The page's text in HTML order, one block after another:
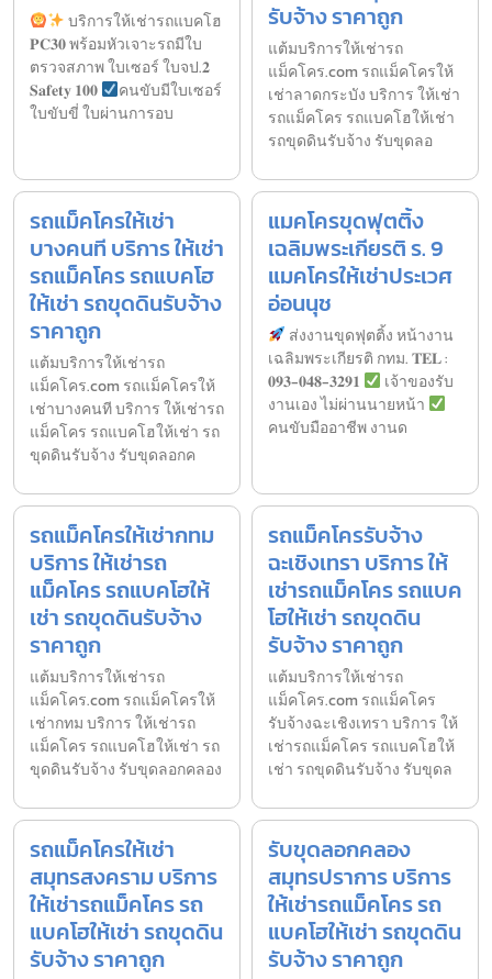
บริการให้เช่ารถแบคโฮ
𝐏𝐂𝟑𝟎 พร้อมหัวเจาะรถมีใบ
ตรวจสภาพ ใบเซอร์ ใบจป.𝟐
𝐒𝐚𝐟𝐞𝐭𝐲 𝟏𝟎𝟎
คนขับมีใบเซอร์
ใบขับขี่ ใบผ่านการอบ
รับจ้าง ราคาถูก
แต้มบริการให้เช่ารถ
แม็คโคร.com รถแม็คโครให้
เช่าลาดกระบัง บริการ ให้เช่า
รถแม็คโคร รถแบคโฮให้เช่า
รถขุดดินรับจ้าง รับขุดลอ
รถแม็คโครให้เช่า
บางคนที บริการ ให้เช่า
รถแม็คโคร รถแบคโฮ
ให้เช่า รถขุดดินรับจ้าง
ราคาถูก
แต้มบริการให้เช่ารถ
แม็คโคร.com รถแม็คโครให้
เช่าบางคนที บริการ ให้เช่ารถ
แม็คโคร รถแบคโฮให้เช่า รถ
ขุดดินรับจ้าง รับขุดลอกค
แมคโครขุดฟุตติ้ง
เฉลิมพระเกียรติ ร. 9
แมคโครให้เช่าประเวศ
อ่อนนุช
ส่งงานขุดฟุตติ้ง หน้างาน
เฉลิมพระเกียรติ กทม. 𝐓𝐄𝐋 :
𝟎𝟗𝟑-𝟎𝟒𝟖-𝟑𝟐𝟗𝟏
เจ้าของรับ
งานเอง ไม่ผ่านนายหน้า
คนขับมืออาชีพ งานด
รถแม็คโครให้เช่ากทม
บริการ ให้เช่ารถ
แม็คโคร รถแบคโฮให้
เช่า รถขุดดินรับจ้าง
ราคาถูก
แต้มบริการให้เช่ารถ
แม็คโคร.com รถแม็คโครให้
เช่ากทม บริการ ให้เช่ารถ
แม็คโคร รถแบคโฮให้เช่า รถ
ขุดดินรับจ้าง รับขุดลอกคลอง
รถแม็คโครรับจ้าง
ฉะเชิงเทรา บริการ ให้
เช่ารถแม็คโคร รถแบค
โฮให้เช่า รถขุดดิน
รับจ้าง ราคาถูก
แต้มบริการให้เช่ารถ
แม็คโคร.com รถแม็คโคร
รับจ้างฉะเชิงเทรา บริการ ให้
เช่ารถแม็คโคร รถแบคโฮให้
เช่า รถขุดดินรับจ้าง รับขุดล
รถแม็คโครให้เช่า
สมุทรสงคราม บริการ
ให้เช่ารถแม็คโคร รถ
แบคโฮให้เช่า รถขุดดิน
รับจ้าง ราคาถูก
รับขุดลอกคลอง
สมุทรปราการ บริการ
ให้เช่ารถแม็คโคร รถ
แบคโฮให้เช่า รถขุดดิน
รับจ้าง ราคาถูก